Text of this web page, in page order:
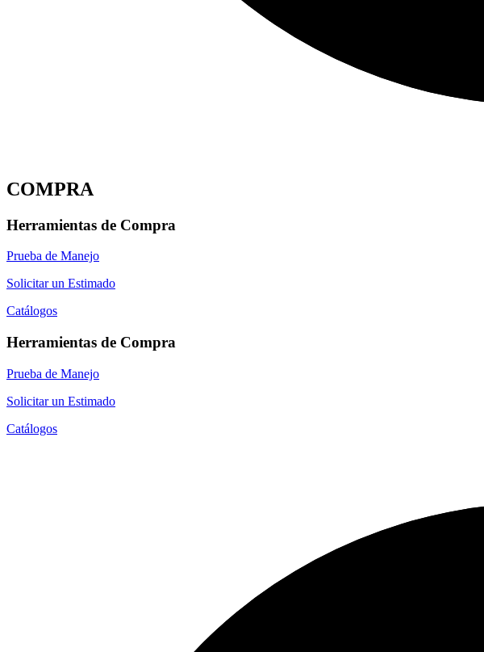
COMPRA
Herramientas de Compra
Prueba de Manejo
Solicitar un Estimado
Catálogos
Herramientas de Compra
Prueba de Manejo
Solicitar un Estimado
Catálogos